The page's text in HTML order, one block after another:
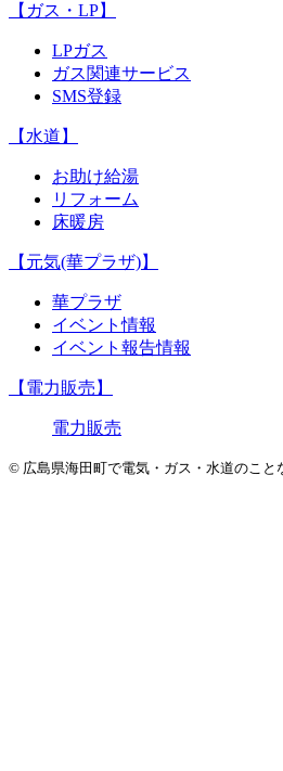
【ガス・LP】
LPガス
ガス関連サービス
SMS登録
【水道】
お助け給湯
リフォーム
床暖房
【元気(華プラザ)】
華プラザ
イベント情報
イベント報告情報
【電力販売】
電力販売
© 広島県海田町で電気・ガス・水道のこと